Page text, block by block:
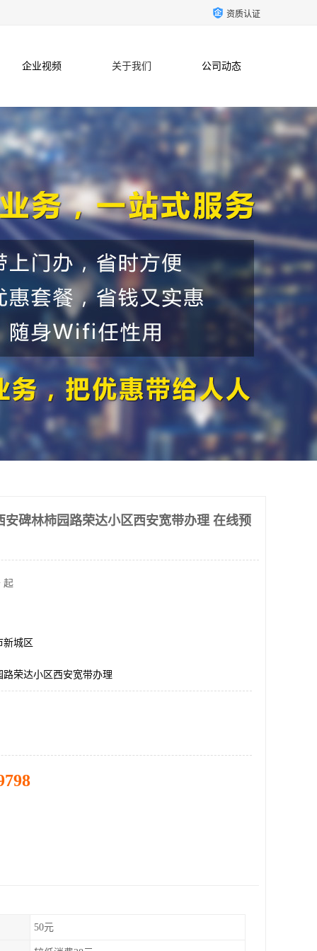
资质认证
企业视频 关于我们 公司动态
联系方式
安碑林柿园路荣达小区西安宽带办理 在线预
起
新城区
路荣达小区西安宽带办理
50元